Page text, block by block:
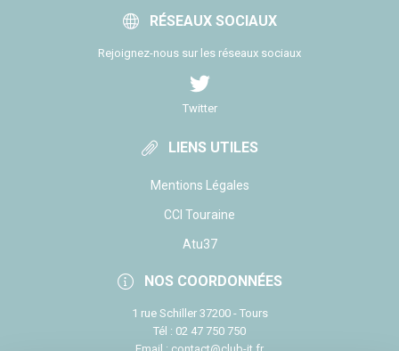
RÉSEAUX SOCIAUX
Rejoignez-nous sur les réseaux sociaux
Twitter
LIENS UTILES
Mentions Légales
CCI Touraine
Atu37
NOS COORDONNÉES
1 rue Schiller 37200 - Tours
Tél : 02 47 750 750